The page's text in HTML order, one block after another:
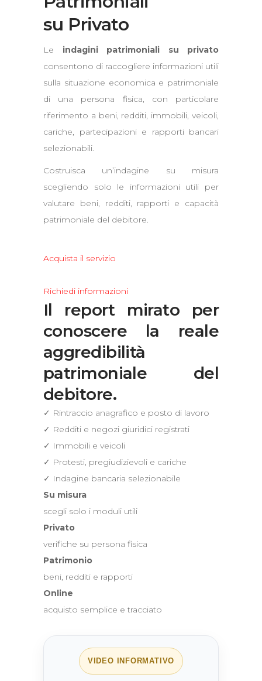
su Privato
Le indagini patrimoniali su privato
consentono di raccogliere informazioni utili
sulla situazione economica e patrimoniale
di una persona fisica, con particolare
riferimento a beni, redditi, immobili, veicoli,
cariche, partecipazioni e rapporti bancari
selezionabili.
Costruisca un’indagine su misura
scegliendo solo le informazioni utili per
valutare beni, redditi, rapporti e capacità
patrimoniale del debitore.
Acquista il servizio
Richiedi informazioni
Il report mirato per
conoscere la reale
aggredibilità
patrimoniale del
debitore.
✓ Rintraccio anagrafico e posto di lavoro
✓ Redditi e negozi giuridici registrati
✓ Immobili e veicoli
✓ Protesti, pregiudizievoli e cariche
✓ Indagine bancaria selezionabile
Su misura
scegli solo i moduli utili
Privato
verifiche su persona fisica
Patrimonio
beni, redditi e rapporti
Online
acquisto semplice e tracciato
VIDEO INFORMATIVO